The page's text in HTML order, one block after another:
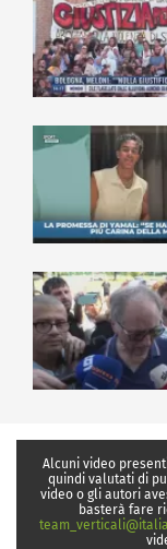
Alcuni video
quindi valutati di
video o gli autori
basterà fare